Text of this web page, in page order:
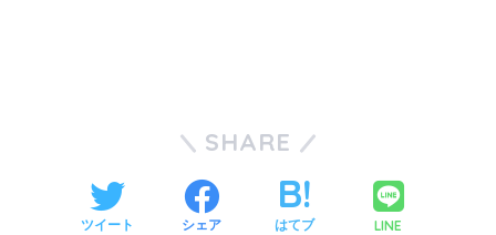
SHARE
ツイート シェア はてブ LINE